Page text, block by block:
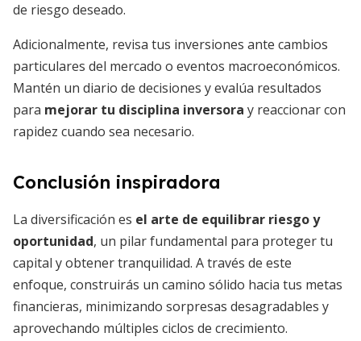
de riesgo deseado.
Adicionalmente, revisa tus inversiones ante cambios
particulares del mercado o eventos macroeconómicos.
Mantén un diario de decisiones y evalúa resultados
para mejorar tu disciplina inversora y reaccionar con
rapidez cuando sea necesario.
Conclusión inspiradora
La diversificación es el arte de equilibrar riesgo y
oportunidad, un pilar fundamental para proteger tu
capital y obtener tranquilidad. A través de este
enfoque, construirás un camino sólido hacia tus metas
financieras, minimizando sorpresas desagradables y
aprovechando múltiples ciclos de crecimiento.